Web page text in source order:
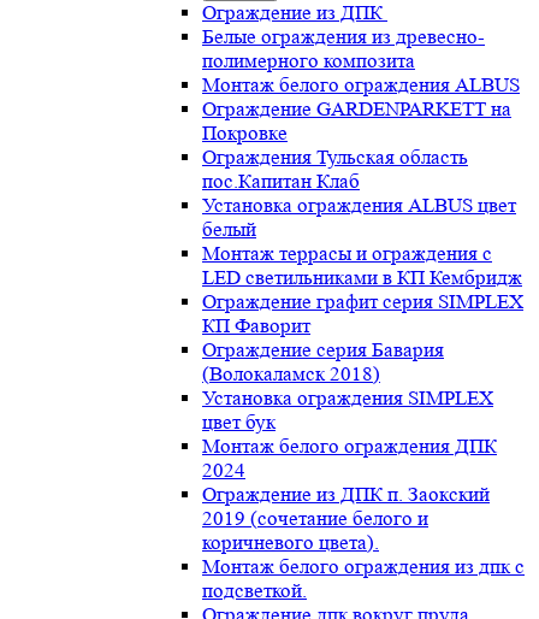
Ограждение из ДПК
Белые ограждения из древесно-
полимерного композита
Монтаж белого ограждения ALBUS
Ограждение GARDENPARKETT на
Покровке
Ограждения Тульская область
пос.Капитан Клаб
Установка ограждения ALBUS цвет
белый
Монтаж террасы и ограждения с
LED светильниками в КП Кембридж
Ограждение графит серия SIMPLEX
КП Фаворит
Ограждение серия Бавария
(Волокаламск 2018)
Установка ограждения SIMPLEX
цвет бук
Монтаж белого ограждения ДПК
2024
Ограждение из ДПК п. Заокский
2019 (сочетание белого и
коричневого цвета).
Монтаж белого ограждения из дпк с
подсветкой.